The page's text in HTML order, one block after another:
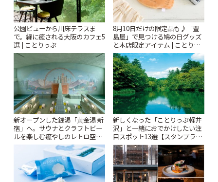
公園ビューから川床テラスま
で。緑に癒される大阪のカフェ5
選 | ことりっぷ
8月10日だけの限定品も♪「豊
島屋」で見つける鳩の日グッズ
と本店限定アイテム | ことりっ
ぷ
新オープンした銭湯「黄金湯 新
宿」へ。サウナとクラフトビー
ルを楽しむ癒やしのレトロ空間
| ことりっぷ
新しくなった「ことりっぷ軽井
沢」と一緒におでかけしたい注
目スポット13選【スタンプラリ
ー開催中】 | ことりっぷ